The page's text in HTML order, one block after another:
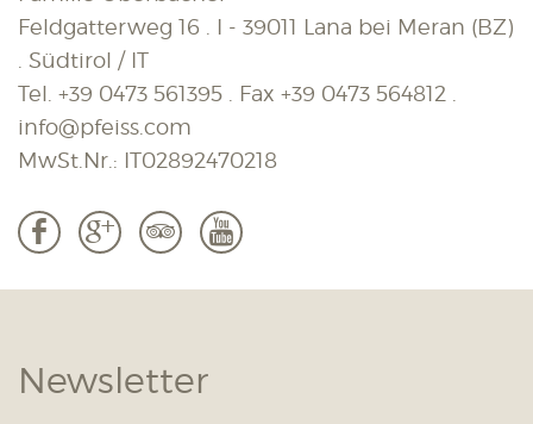
Feldgatterweg 16 . I - 39011 Lana bei Meran (BZ)
. Südtirol / IT
Tel. +39 0473 561395 . Fax +39 0473 564812
info@pfeiss.com
MwSt.Nr.: IT02892470218
b c 3 r
Newsletter